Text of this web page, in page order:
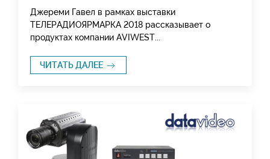
Джереми Гавел в рамках выставки
ТЕЛЕРАДИОЯРМАРКА 2018 рассказывает о
продуктах компании AVIWEST...
ЧИТАТЬ ДАЛЕЕ